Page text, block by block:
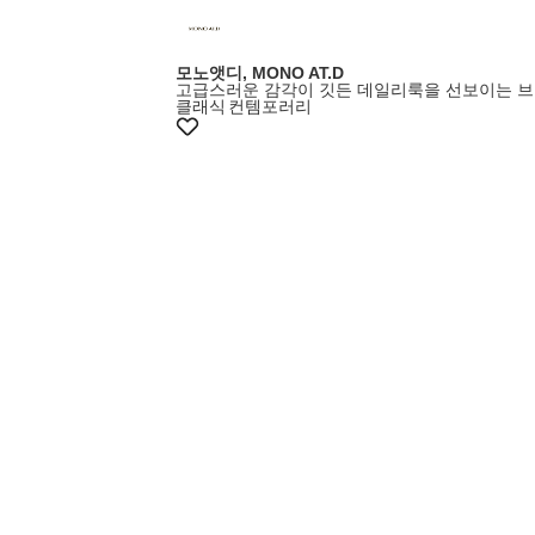
모노앳디, MONO AT.D
고급스러운 감각이 깃든 데일리룩을 선보이는
클래식 컨템포러리